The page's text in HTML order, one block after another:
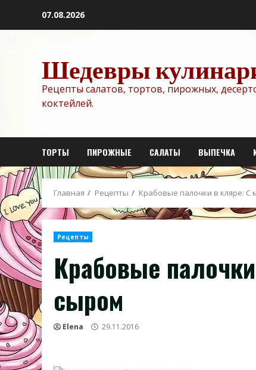
07.08.2026
Шедевры
Рецепты салатов, тортов, пирожных,
коктейлей.
ТОРТЫ ПИРОЖНЫЕ САЛАТЫ ВЫПЕЧКА
Главная Рецепты Крабовые палочки в кляре: С
Рецепты
Крабовые
сыром
Elena 29.11.2016